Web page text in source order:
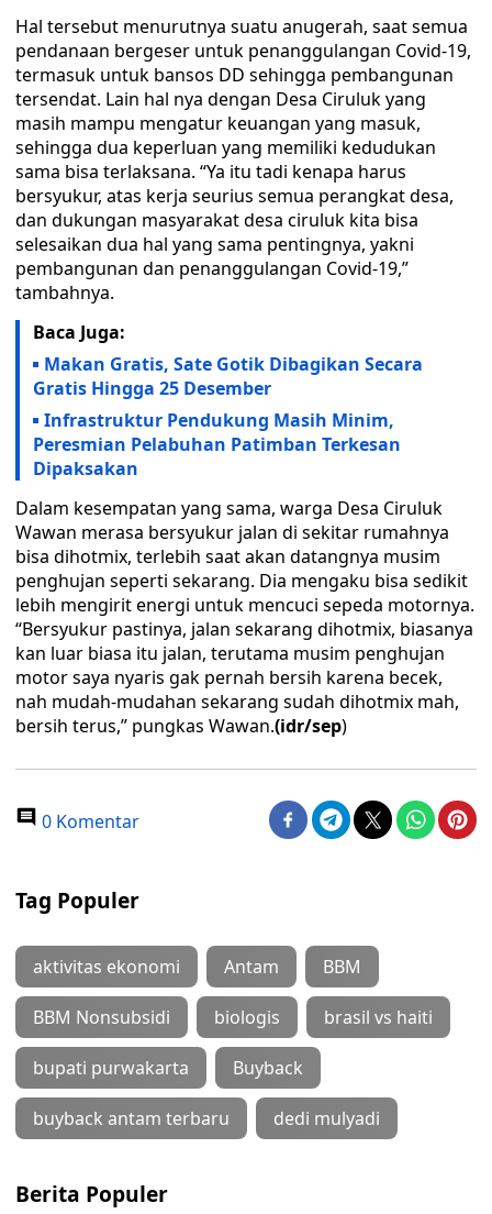
Hal tersebut menurutnya suatu anugerah, saat semua
pendanaan bergeser untuk penanggulangan Covid-19,
termasuk untuk bansos DD sehingga pembangunan
tersendat. Lain hal nya dengan Desa Ciruluk yang
masih mampu mengatur keuangan yang masuk,
sehingga dua keperluan yang memiliki kedudukan
sama bisa terlaksana. “Ya itu tadi kenapa harus
bersyukur, atas kerja seurius semua perangkat desa,
dan dukungan masyarakat desa ciruluk kita bisa
selesaikan dua hal yang sama pentingnya, yakni
pembangunan dan penanggulangan Covid-19,”
tambahnya.
Baca Juga:
Makan Gratis, Sate Gotik Dibagikan Secara
Gratis Hingga 25 Desember
Infrastruktur Pendukung Masih Minim,
Peresmian Pelabuhan Patimban Terkesan
Dipaksakan
Dalam kesempatan yang sama, warga Desa Ciruluk
Wawan merasa bersyukur jalan di sekitar rumahnya
bisa dihotmix, terlebih saat akan datangnya musim
penghujan seperti sekarang. Dia mengaku bisa sedikit
lebih mengirit energi untuk mencuci sepeda motornya.
“Bersyukur pastinya, jalan sekarang dihotmix, biasanya
kan luar biasa itu jalan, terutama musim penghujan
motor saya nyaris gak pernah bersih karena becek,
nah mudah-mudahan sekarang sudah dihotmix mah,
bersih terus,” pungkas Wawan.(idr/sep)
0 Komentar
Tag Populer
aktivitas ekonomi Antam BBM
BBM Nonsubsidi biologis brasil vs haiti
bupati purwakarta Buyback
buyback antam terbaru dedi mulyadi
Berita Populer